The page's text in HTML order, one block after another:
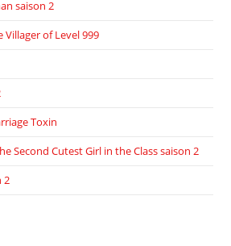
saison 2
Villager of Level 999
Toxin
Second Cutest Girl in the Class saison 2
2